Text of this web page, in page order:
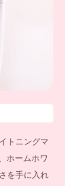
トニングマ
ホームホワ
を手に入れ